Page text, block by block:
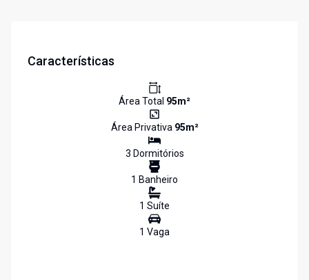
Características
Área Total 95m²
Área Privativa 95m²
3 Dormitórios
1 Banheiro
1 Suíte
1 Vaga